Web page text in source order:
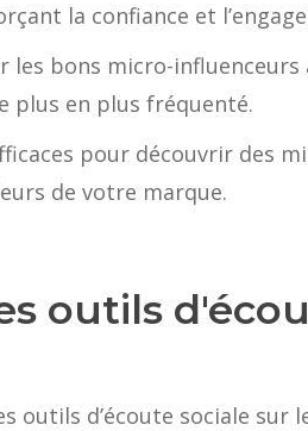
la confiance et
bons micro-influenceurs
plus en plus fréquenté.
pour découvrir des
de votre marque.
outils
d’écoute sociale sur